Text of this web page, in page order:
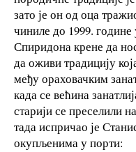
зато је он од оца
чиниле до 1999.
Спиридона крене да
да оживи традицију
међу ораховачким
када се већина
старији се преселили
тада испричао је
окупљенима у порти: